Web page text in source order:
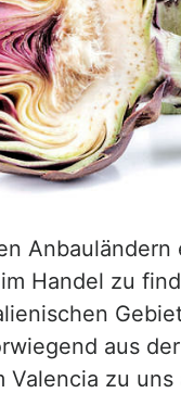
Handel zu
aus
Valencia zu